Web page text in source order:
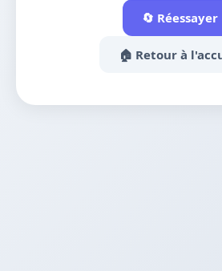
🔄 Réessayer
🏠 Retour à